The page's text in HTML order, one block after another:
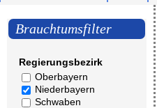
Brauchtumsfilter
Regierungsbezirk
Oberbayern
Niederbayern
Schwaben